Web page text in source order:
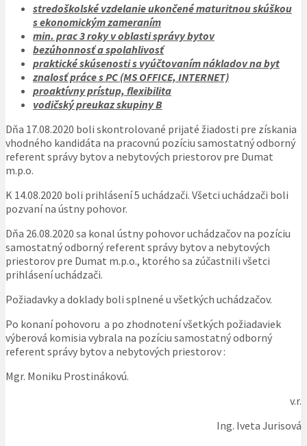
stredoškolské vzdelanie ukončené maturitnou skúškou
s ekonomickým zameraním
min. prac 3 roky v oblasti správy bytov
bezúhonnosť a spolahlivosť
praktické skúsenosti s vyúčtovaním nákladov na byt
znalosť práce s PC (MS OFFICE, INTERNET)
proaktívny prístup, flexibilita
vodičský preukaz skupiny B
Dňa 17.08.2020 boli skontrolované prijaté žiadosti pre získania
vhodného kandidáta na pracovnú pozíciu samostatný odborný
referent správy bytov a nebytových priestorov pre Dumat
m.p.o.
K 14.08.2020 boli prihlásení 5 uchádzači. Všetci uchádzači boli
pozvaní na ústny pohovor.
Dňa 26.08.2020 sa konal ústny pohovor uchádzačov na pozíciu
samostatný odborný referent správy bytov a nebytových
priestorov pre Dumat m.p.o., ktorého sa zúčastnili všetci
prihlásení uchádzači.
Požiadavky a doklady boli splnené u všetkých uchádzačov.
Po konaní pohovoru a po zhodnotení všetkých požiadaviek
výberová komisia vybrala na pozíciu samostatný odborný
referent správy bytov a nebytových priestorov :
Mgr. Moniku Prostinákovú.
v.r.
Ing. Iveta Jurisová